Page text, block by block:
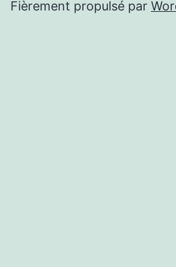
Fièrement propulsé par